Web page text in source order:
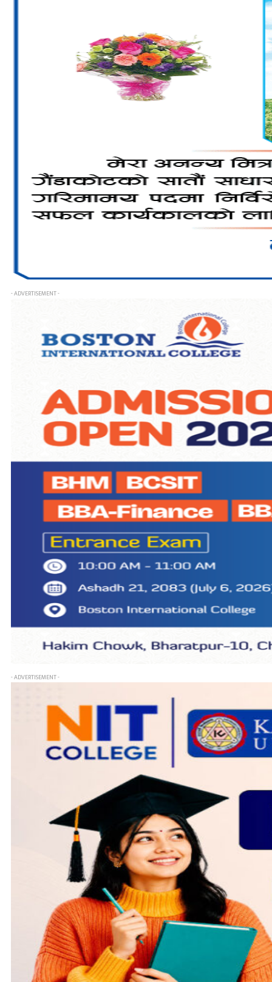
- ADVERTISEMENT -
- ADVERTISEMENT -